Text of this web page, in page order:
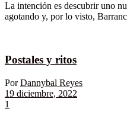
La intención es descubrir uno
agotando y, por lo visto,
Postales y ritos
Por Dannybal Reyes
19 diciembre, 2022
1